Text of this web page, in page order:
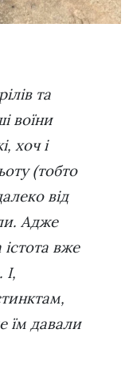
воїни
хоч і
(тобто
від
Адже
вже
їм давали